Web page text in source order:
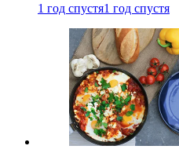
1 год спустя1 год спустя